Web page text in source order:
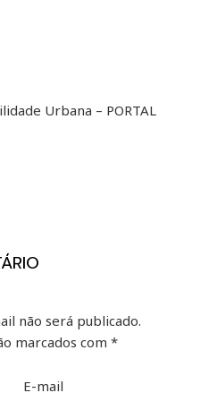
Urbana – PORTAL
não será publicado.
marcados com *
E-mail